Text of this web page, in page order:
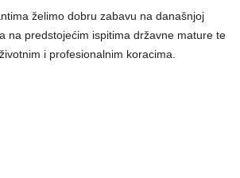
želimo dobru zabavu na današnjoj
na predstojećim ispitima državne mature te
i profesionalnim koracima.